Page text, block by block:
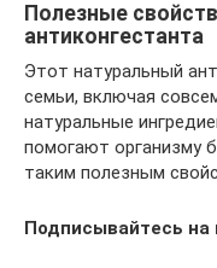
Полезные
антиконгестанта
Этот натуральный
семьи, включая
натуральные
помогают организму
таким полезным
Подписывайтесь на